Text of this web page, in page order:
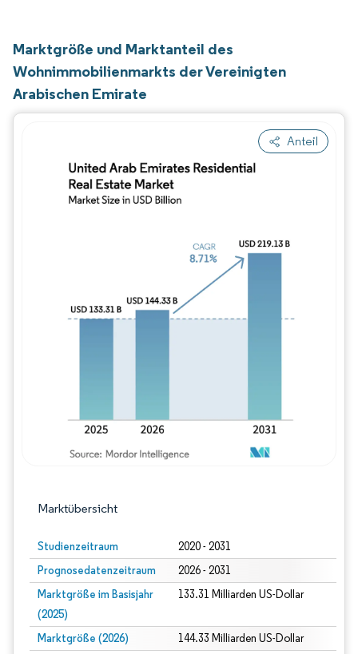
Marktgröße und Marktanteil des
Wohnimmobilienmarkts der Vereinigten
Arabischen Emirate
Anteil
Marktübersicht
Studienzeitraum 2020 - 2031
Prognosedatenzeitraum 2026 - 2031
Marktgröße im Basisjahr
(2025)
133.31 Milliarden US-Dollar
Marktgröße (2026) 144.33 Milliarden US-Dollar
Bild © Mordor Intelligence.